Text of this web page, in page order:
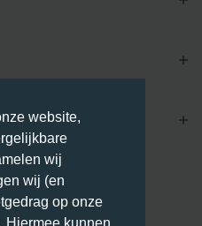
website,
wij
wij (en
op onze